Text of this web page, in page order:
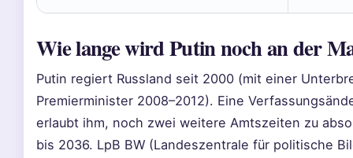
Wie lange wird Putin noch an der
Putin regiert Russland seit 2000 (mit einer
Premierminister 2008–2012). Eine
erlaubt ihm, noch zwei weitere Amtszeiten zu
bis 2036. LpB BW (Landeszentrale für politische